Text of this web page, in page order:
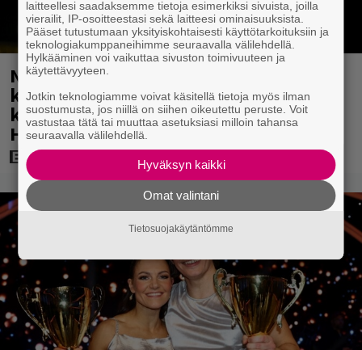
Netflixissä on nyt upea sarja keskiajan
kuninkaallisten aikakaudelta –
keskiössä julma Englannin hallitsija
Henrik VIII
laitteellesi saadaksemme tietoja esimerkiksi sivuista, joilla
vierailit, IP-osoitteestasi sekä laitteesi ominaisuuksista.
Pääset tutustumaan yksityiskohtaisesti käyttötarkoituksiin ja
teknologiakumppaneihimme seuraavalla välilehdellä.
Hylkääminen voi vaikuttaa sivuston toimivuuteen ja
käytettävyyteen.
Jotkin teknologiamme voivat käsitellä tietoja myös ilman
suostumusta, jos niillä on siihen oikeutettu peruste. Voit
vastustaa tätä tai muuttaa asetuksiasi milloin tahansa
seuraavalla välilehdellä.
Hyväksyn kaikki
Omat valintani
Tietosuojakäytäntömme